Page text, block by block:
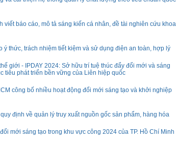
viết báo cáo, mô tả sáng kiến cá nhân, đề tài nghiên cứu khoa
ý thức, trách nhiệm tiết kiệm và sử dụng điện an toàn, hợp lý
giới - IPDAY 2024: Sở hữu trí tuệ thúc đẩy đổi mới và sáng
tiêu phát triển bền vững của Liên hiệp quốc
công bố nhiều hoạt động đổi mới sáng tạo và khởi nghiệp
định về quản lý truy xuất nguồn gốc sản phẩm, hàng hóa
mới sáng tạo trong khu vực công 2024 của TP. Hồ Chí Minh